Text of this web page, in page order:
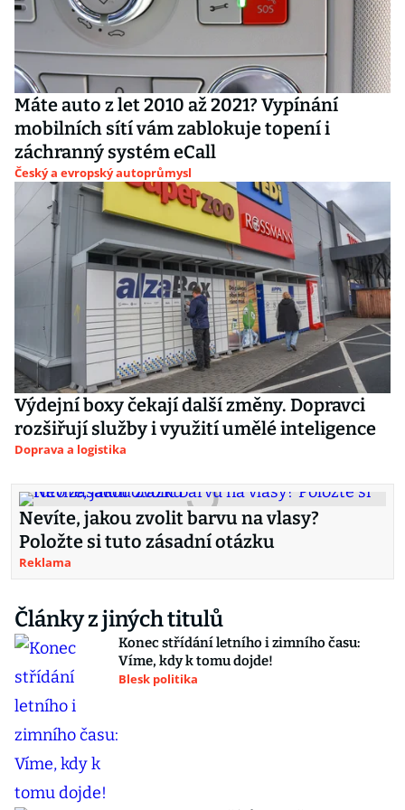
Máte auto z let 2010 až 2021? Vypínání
mobilních sítí vám zablokuje topení i
záchranný systém eCall
Český a evropský autoprůmysl
Výdejní boxy čekají další změny. Dopravci
rozšiřují služby i využití umělé inteligence
Doprava a logistika
Nevíte, jakou zvolit barvu na vlasy?
Položte si tuto zásadní otázku
Reklama
Články z jiných titulů
Konec střídání letního i zimního času:
Víme, kdy k tomu dojde!
Blesk politika